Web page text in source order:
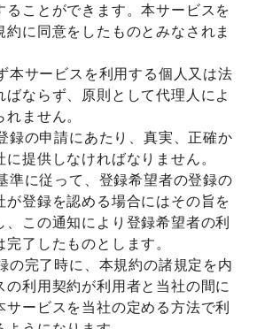
ることができます。本サービスを
約に同意をしたものとみなされま
本サービスを利用する個人又は法
ばならず、原則として代理人によ
ません。
録の申請にあたり、真実、正確か
提供しなければなりません。
準に従って、登録希望者の登録の
が登録を認める場合にはその旨を
、この通知により登録希望者の利
了したものとします。
の完了時に、本規約の諸規定を内
の利用契約が利用者と当社の間に
サービスを当社の定める方法で利